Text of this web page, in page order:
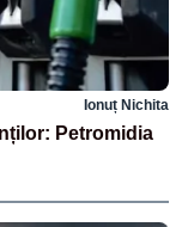
Ionuț Nichita
Petromidia